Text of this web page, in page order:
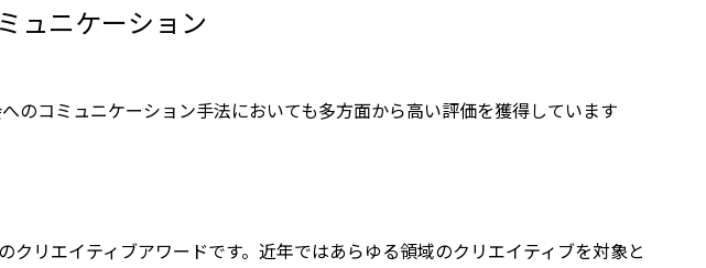
ュニケーション
のコミュニケーション手法においても多方面から高い評価を獲得しています
リエイティブアワードです。近年ではあらゆる領域のクリエイティブを対象と